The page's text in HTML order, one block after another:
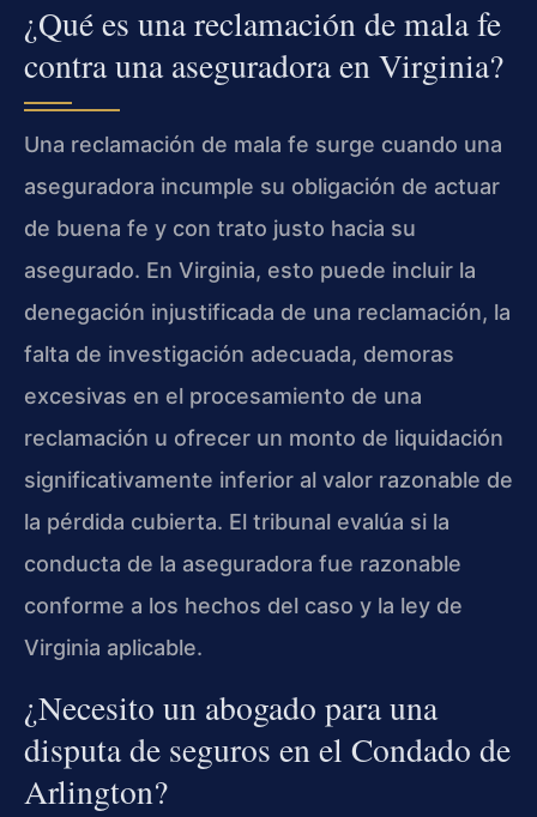
¿Qué es una reclamación de mala fe
contra una aseguradora en Virginia?
Una reclamación de mala fe surge cuando una
aseguradora incumple su obligación de actuar
de buena fe y con trato justo hacia su
asegurado. En Virginia, esto puede incluir la
denegación injustificada de una reclamación, la
falta de investigación adecuada, demoras
excesivas en el procesamiento de una
reclamación u ofrecer un monto de liquidación
significativamente inferior al valor razonable de
la pérdida cubierta. El tribunal evalúa si la
conducta de la aseguradora fue razonable
conforme a los hechos del caso y la ley de
Virginia aplicable.
¿Necesito un abogado para una
disputa de seguros en el Condado de
Arlington?